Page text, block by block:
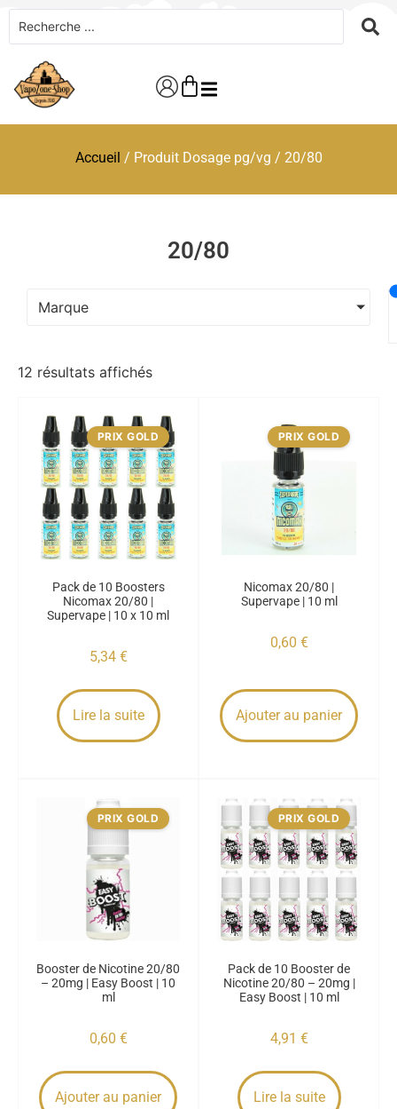
Accueil / Produit Dosage pg/vg / 20/80
20/80
Marque
12 résultats affichés
PRIX GOLD
Pack de 10 Boosters
Nicomax 20/80 |
Supervape | 10 x 10 ml
5,34 €
Lire la suite
PRIX GOLD
Nicomax 20/80 |
Supervape | 10 ml
0,60 €
Ajouter au panier
PRIX GOLD
Booster de Nicotine 20/80
– 20mg | Easy Boost | 10
ml
0,60 €
Ajouter au panier
PRIX GOLD
Pack de 10 Booster de
Nicotine 20/80 – 20mg |
Easy Boost | 10 ml
4,91 €
Lire la suite